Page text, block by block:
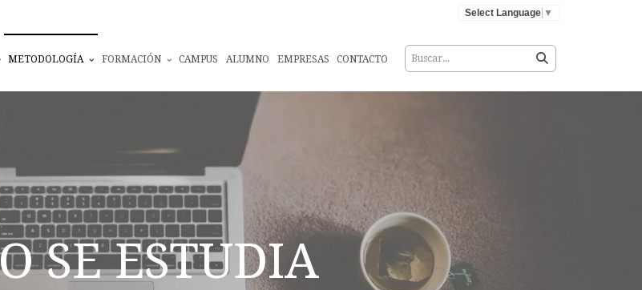
Select Language ▼
METODOLOGÍA FORMACIÓN CAMPUS ALUMNO EMPRESAS CONTACTO
SE ESTUDIA